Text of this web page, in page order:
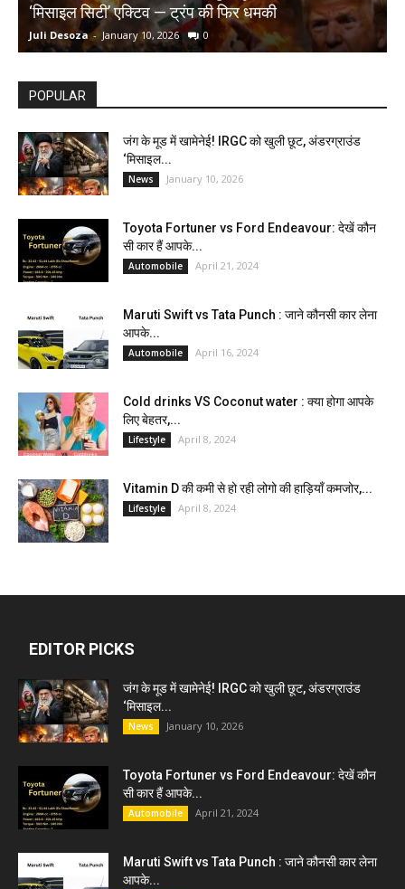
‘मिसाइल सिटी’ एक्टिव — ट्रंप की फिर धमकी
Juli Desoza - January 10, 2026 0
POPULAR
जंग के मूड में खामेनेई! IRGC को खुली छूट, अंडरग्राउंड
‘मिसाइल...
News January 10, 2026
Toyota Fortuner vs Ford Endeavour: देखें कौन
सी कार हैं आपके...
Automobile April 21, 2024
Maruti Swift vs Tata Punch : जाने कौनसी कार लेना
आपके...
Automobile April 16, 2024
Cold drinks VS Coconut water : क्या होगा आपके
लिए बेहतर,...
Lifestyle April 8, 2024
Vitamin D की कमी से हो रही लोगो की हाड़ियाँ कमजोर,...
Lifestyle April 8, 2024
EDITOR PICKS
जंग के मूड में खामेनेई! IRGC को खुली छूट, अंडरग्राउंड
‘मिसाइल...
News January 10, 2026
Toyota Fortuner vs Ford Endeavour: देखें कौन
सी कार हैं आपके...
Automobile April 21, 2024
Maruti Swift vs Tata Punch : जाने कौनसी कार लेना
आपके...